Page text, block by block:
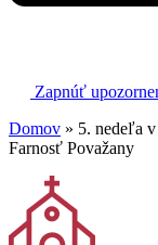
Zapnúť
Domov » 5. nedeľa
Farnosť Považany